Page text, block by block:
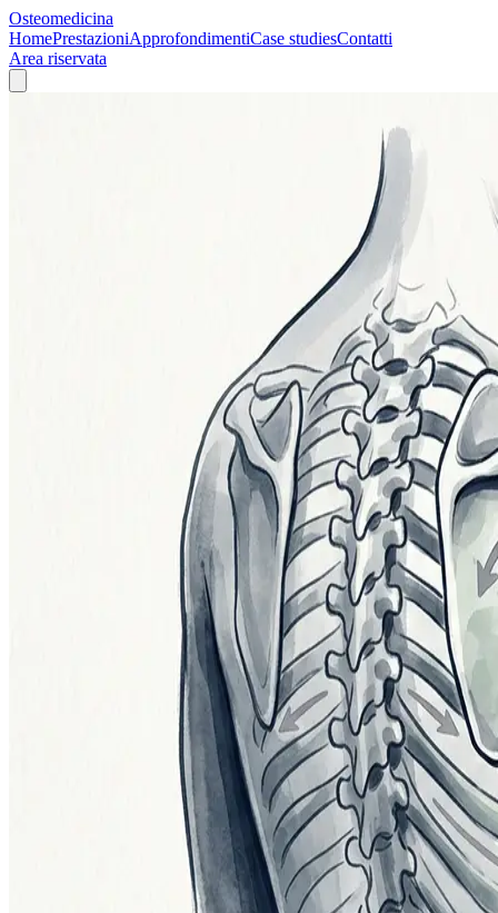
Osteomedicina
HomePrestazioniApprofondimentiCase studiesContatti
Area riservata